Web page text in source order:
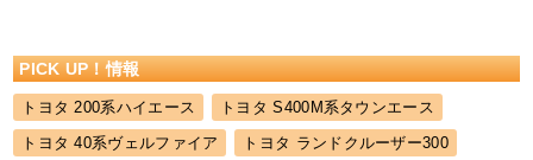
4.個人情報利用の制限
本サイトは、あらかじめご本人の同意を得ず、利用目的の達成に必要な範
囲を超えて個人情報を取扱うことはありません。合併その他の理由により
個人情報を取得した場合にも、あらかじめご本人の同意を得ないで、承継
前の利用目的の範囲を超えて取扱うことはありません。ただし、次の場合
はこの限りではありません。
PICK UP！情報
トヨタ 200系ハイエース
トヨタ S400M系タウンエース
トヨタ 40系ヴェルファイア
トヨタ ランドクルーザー300